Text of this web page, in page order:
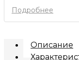
Подробнее
Описание